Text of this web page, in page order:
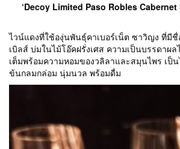
‘Decoy Limited Paso Robles Cabernet
ไวน์แดงที่ใช้องุ่นพันธุ์คาเบอร์เน็ต ซาวิญง ที่มีชื่
เบิลส์ บ่มในไม้โอ๊คฝรั่งเศส ความเป็นบรรดาผ
เต็มพร้อมความหอมของวลิลาและสมุนไพร เป็
ข้นกลมกล่อม นุ่มนวล พร้อมดื่ม